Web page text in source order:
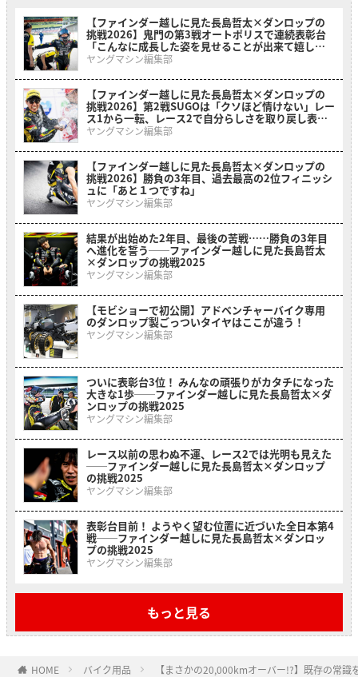
【ファインダー越しに見た長島哲太×ダンロップの
挑戦2026】鬼門の第3戦オートポリスで連続表彰台
「こんなに成長した姿を見せることが出来て嬉し
い」
ヤングマシン編集部
【ファインダー越しに見た長島哲太×ダンロップの
挑戦2026】第2戦SUGOは「クソほど情けない」レー
ス1から一転、レース2で自分らしさを取り戻し表彰
台に
ヤングマシン編集部
【ファインダー越しに見た長島哲太×ダンロップの
挑戦2026】勝負の3年目、過去最高の2位フィニッシ
ュに「あと１つですね」
ヤングマシン編集部
結果が出始めた2年目、最後の苦戦……勝負の3年目
へ進化を誓う──ファインダー越しに見た長島哲太
×ダンロップの挑戦2025
ヤングマシン編集部
【モビショーで初公開】アドベンチャーバイク専用
のダンロップ製ごっついタイヤはここが違う！
ヤングマシン編集部
ついに表彰台3位！ みんなの頑張りがカタチになった
大きな1歩──ファインダー越しに見た長島哲太×ダ
ンロップの挑戦2025
ヤングマシン編集部
レース以前の思わぬ不運、レース2では光明も見えた
──ファインダー越しに見た長島哲太×ダンロップ
の挑戦2025
ヤングマシン編集部
表彰台目前！ ようやく望む位置に近づいた全日本第4
戦──ファインダー越しに見た長島哲太×ダンロッ
プの挑戦2025
ヤングマシン編集部
もっと見る
HOME バイク用品 【まさかの20,000kmオーバー!?】既存の常